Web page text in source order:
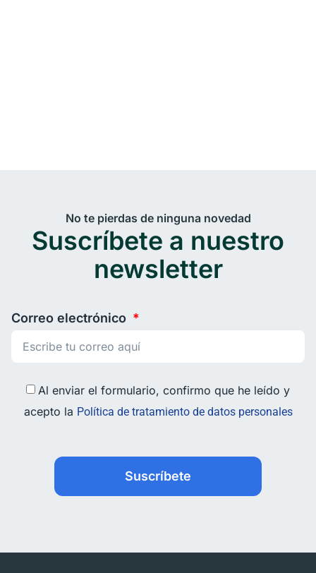
No te pierdas de ninguna novedad
Suscríbete a nuestro
newsletter
Correo electrónico
Al enviar el formulario, confirmo que he leído y
acepto la Política de tratamiento de datos personales
Suscríbete